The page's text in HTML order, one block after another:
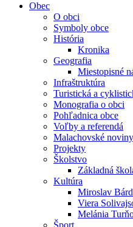
Obec
O obci
Symboly obce
História
Kronika
Geografia
Miestopisné
Infraštruktúra
Turistická a
Monografia o obci
Pohľadnica obce
Voľby a referendá
Malachovské noviny
Projekty
Školstvo
Základná
Kultúra
Miroslav
Viera
Melánia
Šport